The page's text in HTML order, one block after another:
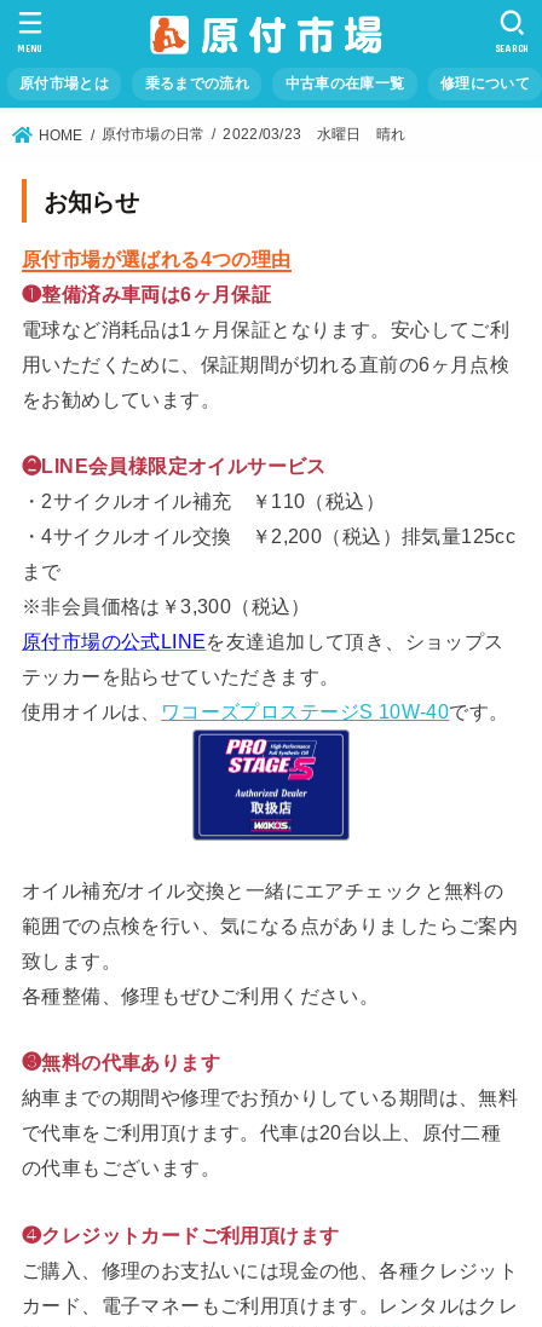
原付市場とは 乗るまでの流れ 中古車の在庫一覧 修理について
SEARCH
MENU
HOME 原付市場の日常 2022/03/23 水曜日 晴れ
お知らせ
原付市場が選ばれる4つの理由
❶整備済み車両は6ヶ月保証
電球など消耗品は1ヶ月保証となります。安心してご利
用いただくために、保証期間が切れる直前の6ヶ月点検
をお勧めしています。
❷LINE会員様限定オイルサービス
・2サイクルオイル補充 ￥110（税込）
・4サイクルオイル交換 ￥2,200（税込）排気量125cc
まで
※非会員価格は￥3,300（税込）
原付市場の公式LINEを友達追加して頂き、ショップス
テッカーを貼らせていただきます。
使用オイルは、
ワコーズプロステージS 10W-40です。
オイル補充/オイル交換と一緒にエアチェックと無料の
範囲での点検を行い、気になる点がありましたらご案内
致します。
各種整備、修理もぜひご利用ください。
❸無料の代車あります
納車までの期間や修理でお預かりしている期間は、無料
で代車をご利用頂けます。代車は20台以上、原付二種
の代車もございます。
❹クレジットカードご利用頂けます
ご購入、修理のお支払いには現金の他、各種クレジット
カード、電子マネーもご利用頂けます。レンタルはクレ